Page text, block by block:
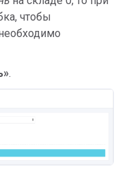
чтобы
.